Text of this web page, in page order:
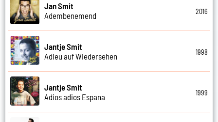
Jan Smit
Adembenemend
2016
Jantje Smit
Adieu auf Wiedersehen
1998
Jantje Smit
Adios adios Espana
1999